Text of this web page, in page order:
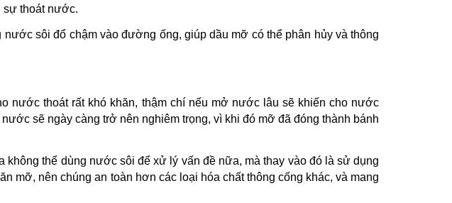
sự thoát nước.
sôi đổ chậm vào đường ống, giúp dầu mỡ có thể phân hủy và thông
nước thoát rất khó khăn, thậm chí nếu mở nước lâu sẽ khiến cho nước
sẽ ngày càng trở nên nghiêm trọng, vì khi đó mỡ đã đóng thành bánh
thể dùng nước sôi để xử lý vấn đề nữa, mà thay vào đó là sử dụng
mỡ, nên chúng an toàn hơn các loại hóa chất thông cống khác, và mang